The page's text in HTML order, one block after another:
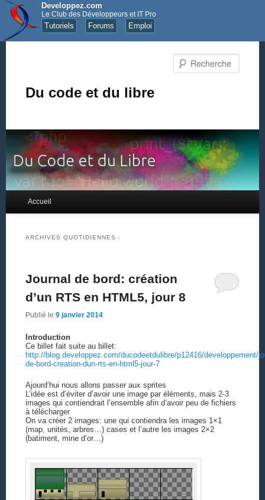
Developpez.com
Le Club des Développeurs et IT Pro
Tutoriels Forums Emploi
Du code et du libre
Aller au contenu principal
Aller au contenu secondaire
Accueil
ARCHIVES QUOTIDIENNES :
Journal de bord: création
d’un RTS en HTML5, jour 8
Publié le 9 janvier 2014
Introduction
Ce billet fait suite au billet:
http://blog.developpez.com/ducodeetdulibre/p12416/developpement/
de-bord-creation-dun-rts-en-html5-jour-7
Ajourd’hui nous allons passer aux sprites
L’idée est d’éviter d’avoir une image par éléments, mais 2-3
images qui contiendrait l’ensemble afin d’avoir peu de fichiers
à télécharger
On va créer 2 images: une qui contiendra les images 1×1
(map, unités, arbres…) cases et l’autre les images 2×2
(batiment, mine d’or…)